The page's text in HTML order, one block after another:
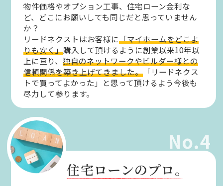
物件価格やオプション工事、住宅ローン金利な
ど、どこにお願いしても同じだと思っていません
か？
リードネクストはお客様に「マイホームをどこよ
りも安く」購入して頂けるように創業以来10年以
上に亘り、独自のネットワークやビルダー様との
信頼関係を築き上げてきました。 「リードネクス
トで買ってよかった」と思って頂けるよう今後も
尽力して参ります。
No.4
住宅ローンのプロ。